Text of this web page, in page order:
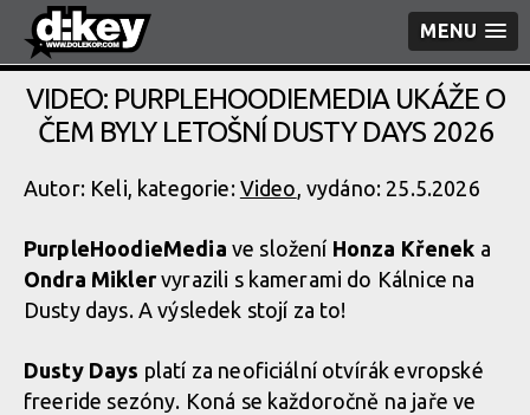
MENU
VIDEO: PURPLEHOODIEMEDIA UKÁŽE O
ČEM BYLY LETOŠNÍ DUSTY DAYS 2026
Autor: Keli, kategorie: Video, vydáno: 25.5.2026
PurpleHoodieMedia ve složení Honza Křenek a
Ondra Miklervyrazili s kamerami do Kálnice na
Dusty days. A výsledek stojí za to!
Dusty Days platí za neoficiální otvírák evropské
freeride sezóny. Koná se každoročně na jaře ve